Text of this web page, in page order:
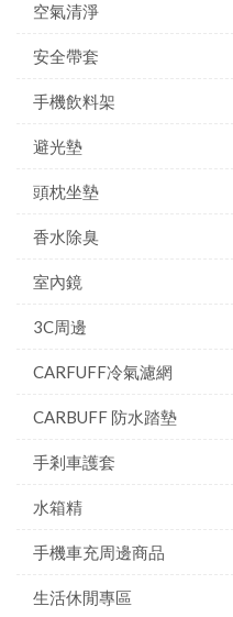
空氣清淨
安全帶套
手機飲料架
避光墊
頭枕坐墊
香水除臭
室內鏡
3C周邊
CARFUFF冷氣濾網
CARBUFF 防水踏墊
手剎車護套
水箱精
手機車充周邊商品
生活休閒專區